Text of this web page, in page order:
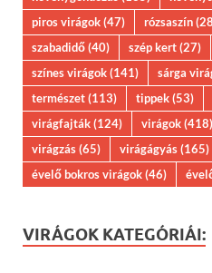
piros virágok(47) rózsaszín
szabadidő(40) szép kert(27)
színes virágok(141) sárga
természet(113) tippek(53)
virágfajták(124) virágok(418)
virágzás(65) virágágyás(165)
évelő bokros virágok(46)
VIRÁGOK KATEGÓRIÁI: